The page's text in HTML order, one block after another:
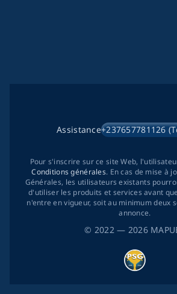
© 2022— 2026
Assistance+237657781126
Pour s'inscrire sur ce site Web,
Conditions générales. En cas de mise à
Générales, les utilisateurs existants
d'utiliser les produits et services avant
n'entre en vigueur, soit au minimum deux
annonce.